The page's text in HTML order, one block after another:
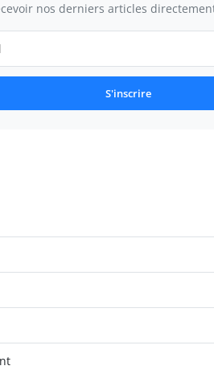
nos derniers articles
S'inscrire